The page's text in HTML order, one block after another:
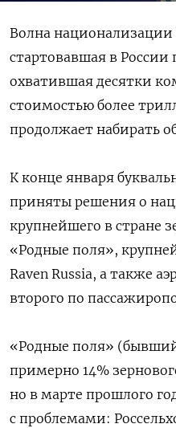
Волна национализации
стартовавшая в России
охватившая десятки
стоимостью более
продолжает набирать
К конце января
приняты решения о
крупнейшего в стране
«Родные поля»,
Raven Russia, а также
второго по
«Родные поля»
примерно 14%
но в марте прошлого
с проблемами: